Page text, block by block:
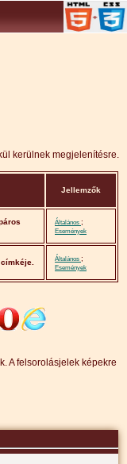
kerülnek megjelenítésre.
Jellemzők
Általános ;
Események
Általános ;
Események
A felsorolásjelek képekre